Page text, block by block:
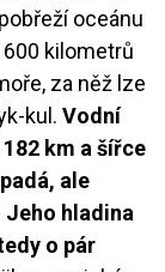
oceánu
kilometrů
za něž lze
kul. Vodní
km a šířce
ale
Jeho hladina
o pár